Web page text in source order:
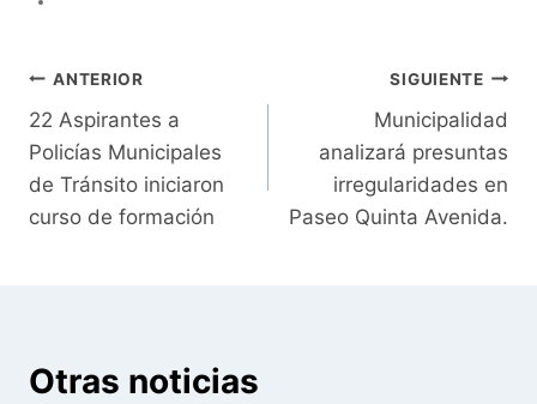
Navegación
de
entradas
ANTERIOR
22 Aspirantes a
Policías Municipales
de Tránsito iniciaron
curso de formación
SIGUIENTE
Municipalidad
analizará presuntas
irregularidades en
Paseo Quinta Avenida.
Otras noticias